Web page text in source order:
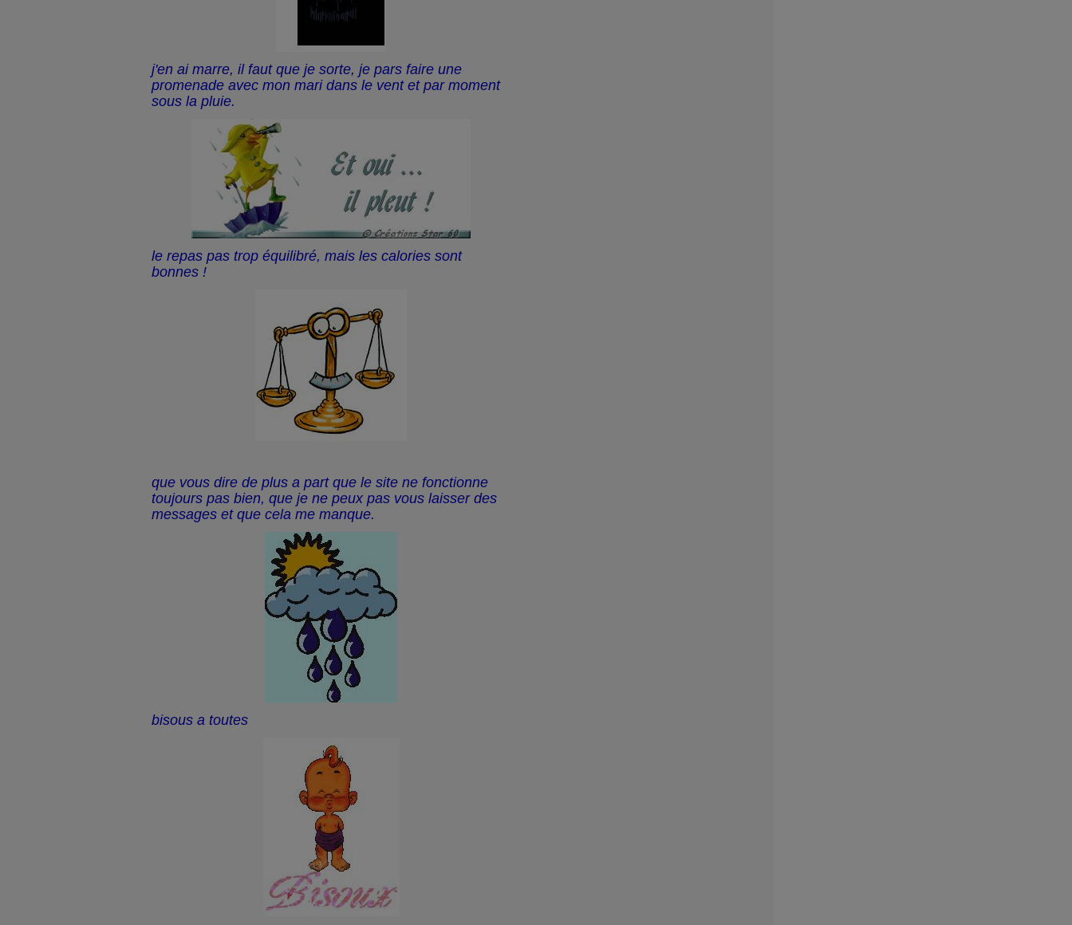
j'en ai marre, il faut que je sorte, je pars faire une
promenade avec mon mari dans le vent et par moment
sous la pluie.
le repas pas trop équilibré, mais les calories sont
bonnes !
que vous dire de plus a part que le site ne fonctionne
toujours pas bien, que je ne peux pas vous laisser des
messages et que cela me manque.
bisous a toutes